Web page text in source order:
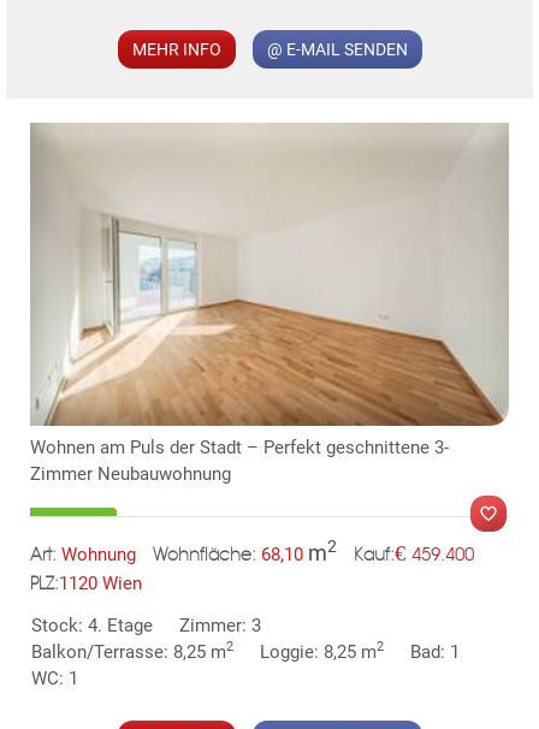
MEHR INFO @ E-MAIL SENDEN
Wohnen am Puls der Stadt – Perfekt geschnittene 3-
Zimmer Neubauwohnung
Art: Wohnung Wohnfläche: 68,10 m2 Kauf:€ 459.400
PLZ:1120 Wien
Stock: 4. Etage
Zimmer: 3
Balkon/Terrasse: 8,25 m2 Loggie: 8,25 m2
Bad: 1
WC: 1